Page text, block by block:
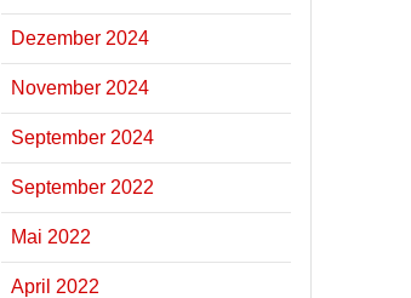
Dezember 2024
November 2024
September 2024
September 2022
Mai 2022
April 2022